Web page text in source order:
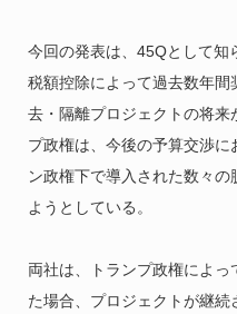
今回の発表は、45Qとして知
税額控除によって過去数年
去・隔離プロジェクトの将
プ政権は、今後の予算交渉
ン政権下で導入された数々
ようとしている。
両社は、トランプ政権によ
た場合、プロジェクトが継続